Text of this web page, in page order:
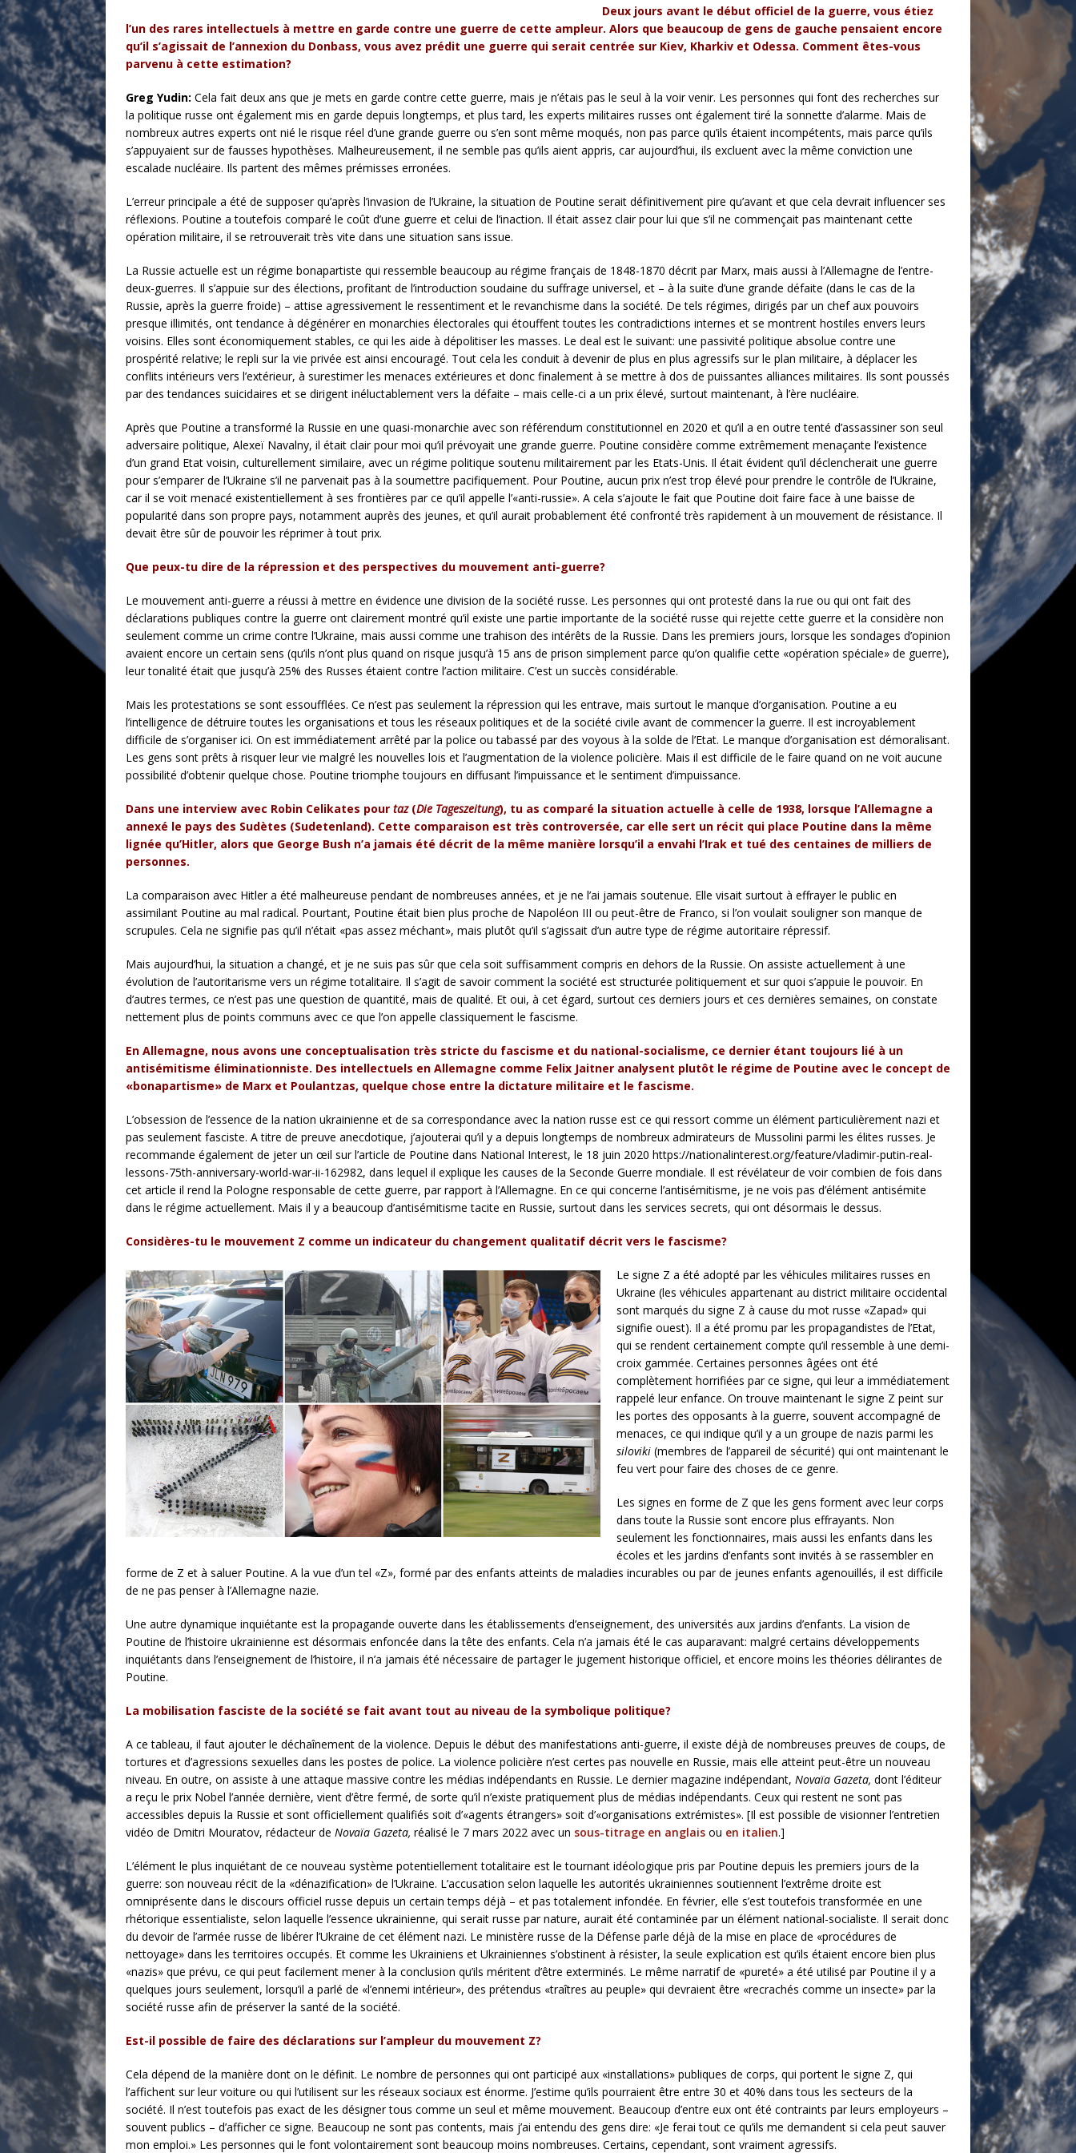
Deux jours avant le début officiel de la guerre, vous étiez
l’un des rares intellectuels à mettre en garde contre une guerre de cette ampleur. Alors que beaucoup de gens de gauche pensaient encore
qu’il s’agissait de l’annexion du Donbass, vous avez prédit une guerre qui serait centrée sur Kiev, Kharkiv et Odessa. Comment êtes-vous
parvenu à cette estimation?
Greg Yudin: Cela fait deux ans que je mets en garde contre cette guerre, mais je n’étais pas le seul à la voir venir. Les personnes qui font des recherches sur
la politique russe ont également mis en garde depuis longtemps, et plus tard, les experts militaires russes ont également tiré la sonnette d’alarme. Mais de
nombreux autres experts ont nié le risque réel d’une grande guerre ou s’en sont même moqués, non pas parce qu’ils étaient incompétents, mais parce qu’ils
s’appuyaient sur de fausses hypothèses. Malheureusement, il ne semble pas qu’ils aient appris, car aujourd’hui, ils excluent avec la même conviction une
escalade nucléaire. Ils partent des mêmes prémisses erronées.
L’erreur principale a été de supposer qu’après l’invasion de l’Ukraine, la situation de Poutine serait définitivement pire qu’avant et que cela devrait influencer ses
réflexions. Poutine a toutefois comparé le coût d’une guerre et celui de l’inaction. Il était assez clair pour lui que s’il ne commençait pas maintenant cette
opération militaire, il se retrouverait très vite dans une situation sans issue.
La Russie actuelle est un régime bonapartiste qui ressemble beaucoup au régime français de 1848-1870 décrit par Marx, mais aussi à l’Allemagne de l’entre-
deux-guerres. Il s’appuie sur des élections, profitant de l’introduction soudaine du suffrage universel, et – à la suite d’une grande défaite (dans le cas de la
Russie, après la guerre froide) – attise agressivement le ressentiment et le revanchisme dans la société. De tels régimes, dirigés par un chef aux pouvoirs
presque illimités, ont tendance à dégénérer en monarchies électorales qui étouffent toutes les contradictions internes et se montrent hostiles envers leurs
voisins. Elles sont économiquement stables, ce qui les aide à dépolitiser les masses. Le deal est le suivant: une passivité politique absolue contre une
prospérité relative; le repli sur la vie privée est ainsi encouragé. Tout cela les conduit à devenir de plus en plus agressifs sur le plan militaire, à déplacer les
conflits intérieurs vers l’extérieur, à surestimer les menaces extérieures et donc finalement à se mettre à dos de puissantes alliances militaires. Ils sont poussés
par des tendances suicidaires et se dirigent inéluctablement vers la défaite – mais celle-ci a un prix élevé, surtout maintenant, à l’ère nucléaire.
Après que Poutine a transformé la Russie en une quasi-monarchie avec son référendum constitutionnel en 2020 et qu’il a en outre tenté d’assassiner son seul
adversaire politique, Alexeï Navalny, il était clair pour moi qu’il prévoyait une grande guerre. Poutine considère comme extrêmement menaçante l’existence
d’un grand Etat voisin, culturellement similaire, avec un régime politique soutenu militairement par les Etats-Unis. Il était évident qu’il déclencherait une guerre
pour s’emparer de l’Ukraine s’il ne parvenait pas à la soumettre pacifiquement. Pour Poutine, aucun prix n’est trop élevé pour prendre le contrôle de l’Ukraine,
car il se voit menacé existentiellement à ses frontières par ce qu’il appelle l’«anti-russie». A cela s’ajoute le fait que Poutine doit faire face à une baisse de
popularité dans son propre pays, notamment auprès des jeunes, et qu’il aurait probablement été confronté très rapidement à un mouvement de résistance. Il
devait être sûr de pouvoir les réprimer à tout prix.
Que peux-tu dire de la répression et des perspectives du mouvement anti-guerre?
Le mouvement anti-guerre a réussi à mettre en évidence une division de la société russe. Les personnes qui ont protesté dans la rue ou qui ont fait des
déclarations publiques contre la guerre ont clairement montré qu’il existe une partie importante de la société russe qui rejette cette guerre et la considère non
seulement comme un crime contre l’Ukraine, mais aussi comme une trahison des intérêts de la Russie. Dans les premiers jours, lorsque les sondages d’opinion
avaient encore un certain sens (qu’ils n’ont plus quand on risque jusqu’à 15 ans de prison simplement parce qu’on qualifie cette «opération spéciale» de guerre),
leur tonalité était que jusqu’à 25% des Russes étaient contre l’action militaire. C’est un succès considérable.
Mais les protestations se sont essoufflées. Ce n’est pas seulement la répression qui les entrave, mais surtout le manque d’organisation. Poutine a eu
l’intelligence de détruire toutes les organisations et tous les réseaux politiques et de la société civile avant de commencer la guerre. Il est incroyablement
difficile de s’organiser ici. On est immédiatement arrêté par la police ou tabassé par des voyous à la solde de l’Etat. Le manque d’organisation est démoralisant.
Les gens sont prêts à risquer leur vie malgré les nouvelles lois et l’augmentation de la violence policière. Mais il est difficile de le faire quand on ne voit aucune
possibilité d’obtenir quelque chose. Poutine triomphe toujours en diffusant l’impuissance et le sentiment d’impuissance.
Dans une interview avec Robin Celikates pour taz(Die Tageszeitung), tu as comparé la situation actuelle à celle de 1938, lorsque l’Allemagne a
annexé le pays des Sudètes (Sudetenland). Cette comparaison est très controversée, car elle sert un récit qui place Poutine dans la même
lignée qu’Hitler, alors que George Bush n’a jamais été décrit de la même manière lorsqu’il a envahi l’Irak et tué des centaines de milliers de
personnes.
La comparaison avec Hitler a été malheureuse pendant de nombreuses années, et je ne l’ai jamais soutenue. Elle visait surtout à effrayer le public en
assimilant Poutine au mal radical. Pourtant, Poutine était bien plus proche de Napoléon III ou peut-être de Franco, si l’on voulait souligner son manque de
scrupules. Cela ne signifie pas qu’il n’était «pas assez méchant», mais plutôt qu’il s’agissait d’un autre type de régime autoritaire répressif.
Mais aujourd’hui, la situation a changé, et je ne suis pas sûr que cela soit suffisamment compris en dehors de la Russie. On assiste actuellement à une
évolution de l’autoritarisme vers un régime totalitaire. Il s’agit de savoir comment la société est structurée politiquement et sur quoi s’appuie le pouvoir. En
d’autres termes, ce n’est pas une question de quantité, mais de qualité. Et oui, à cet égard, surtout ces derniers jours et ces dernières semaines, on constate
nettement plus de points communs avec ce que l’on appelle classiquement le fascisme.
En Allemagne, nous avons une conceptualisation très stricte du fascisme et du national-socialisme, ce dernier étant toujours lié à un
antisémitisme éliminationniste. Des intellectuels en Allemagne comme Felix Jaitner analysent plutôt le régime de Poutine avec le concept de
«bonapartisme» de Marx et Poulantzas, quelque chose entre la dictature militaire et le fascisme.
L’obsession de l’essence de la nation ukrainienne et de sa correspondance avec la nation russe est ce qui ressort comme un élément particulièrement nazi et
pas seulement fasciste. A titre de preuve anecdotique, j’ajouterai qu’il y a depuis longtemps de nombreux admirateurs de Mussolini parmi les élites russes. Je
recommande également de jeter un œil sur l’article de Poutine dans National Interest, le 18 juin 2020 https://nationalinterest.org/feature/vladimir-putin-real-
lessons-75th-anniversary-world-war-ii-162982, dans lequel il explique les causes de la Seconde Guerre mondiale. Il est révélateur de voir combien de fois dans
cet article il rend la Pologne responsable de cette guerre, par rapport à l’Allemagne. En ce qui concerne l’antisémitisme, je ne vois pas d’élément antisémite
dans le régime actuellement. Mais il y a beaucoup d’antisémitisme tacite en Russie, surtout dans les services secrets, qui ont désormais le dessus.
Considères-tu le mouvement Z comme un indicateur du changement qualitatif décrit vers le fascisme?
Le signe Z a été adopté par les véhicules militaires russes en
Ukraine (les véhicules appartenant au district militaire occidental
sont marqués du signe Z à cause du mot russe «Zapad» qui
signifie ouest). Il a été promu par les propagandistes de l’Etat,
qui se rendent certainement compte qu’il ressemble à une demi-
croix gammée. Certaines personnes âgées ont été
complètement horrifiées par ce signe, qui leur a immédiatement
rappelé leur enfance. On trouve maintenant le signe Z peint sur
les portes des opposants à la guerre, souvent accompagné de
menaces, ce qui indique qu’il y a un groupe de nazis parmi les
siloviki (membres de l’appareil de sécurité) qui ont maintenant le
feu vert pour faire des choses de ce genre.
Les signes en forme de Z que les gens forment avec leur corps
dans toute la Russie sont encore plus effrayants. Non
seulement les fonctionnaires, mais aussi les enfants dans les
écoles et les jardins d’enfants sont invités à se rassembler en
forme de Z et à saluer Poutine. A la vue d’un tel «Z», formé par des enfants atteints de maladies incurables ou par de jeunes enfants agenouillés, il est difficile
de ne pas penser à l’Allemagne nazie.
Une autre dynamique inquiétante est la propagande ouverte dans les établissements d’enseignement, des universités aux jardins d’enfants. La vision de
Poutine de l’histoire ukrainienne est désormais enfoncée dans la tête des enfants. Cela n’a jamais été le cas auparavant: malgré certains développements
inquiétants dans l’enseignement de l’histoire, il n’a jamais été nécessaire de partager le jugement historique officiel, et encore moins les théories délirantes de
Poutine.
La mobilisation fasciste de la société se fait avant tout au niveau de la symbolique politique?
A ce tableau, il faut ajouter le déchaînement de la violence. Depuis le début des manifestations anti-guerre, il existe déjà de nombreuses preuves de coups, de
tortures et d’agressions sexuelles dans les postes de police. La violence policière n’est certes pas nouvelle en Russie, mais elle atteint peut-être un nouveau
niveau. En outre, on assiste à une attaque massive contre les médias indépendants en Russie. Le dernier magazine indépendant, Novaïa Gazeta, dont l’éditeur
a reçu le prix Nobel l’année dernière, vient d’être fermé, de sorte qu’il n’existe pratiquement plus de médias indépendants. Ceux qui restent ne sont pas
accessibles depuis la Russie et sont officiellement qualifiés soit d’«agents étrangers» soit d’«organisations extrémistes». [Il est possible de visionner l’entretien
vidéo de Dmitri Mouratov, rédacteur de Novaïa Gazeta, réalisé le 7 mars 2022 avec un sous-titrage en anglais ou en italien.]
L’élément le plus inquiétant de ce nouveau système potentiellement totalitaire est le tournant idéologique pris par Poutine depuis les premiers jours de la
guerre: son nouveau récit de la «dénazification» de l’Ukraine. L’accusation selon laquelle les autorités ukrainiennes soutiennent l’extrême droite est
omniprésente dans le discours officiel russe depuis un certain temps déjà – et pas totalement infondée. En février, elle s’est toutefois transformée en une
rhétorique essentialiste, selon laquelle l’essence ukrainienne, qui serait russe par nature, aurait été contaminée par un élément national-socialiste. Il serait donc
du devoir de l’armée russe de libérer l’Ukraine de cet élément nazi. Le ministère russe de la Défense parle déjà de la mise en place de «procédures de
nettoyage» dans les territoires occupés. Et comme les Ukrainiens et Ukrainiennes s’obstinent à résister, la seule explication est qu’ils étaient encore bien plus
«nazis» que prévu, ce qui peut facilement mener à la conclusion qu’ils méritent d’être exterminés. Le même narratif de «pureté» a été utilisé par Poutine il y a
quelques jours seulement, lorsqu’il a parlé de «l’ennemi intérieur», des prétendus «traîtres au peuple» qui devraient être «recrachés comme un insecte» par la
société russe afin de préserver la santé de la société.
Est-il possible de faire des déclarations sur l’ampleur du mouvement Z?
Cela dépend de la manière dont on le définit. Le nombre de personnes qui ont participé aux «installations» publiques de corps, qui portent le signe Z, qui
l’affichent sur leur voiture ou qui l’utilisent sur les réseaux sociaux est énorme. J’estime qu’ils pourraient être entre 30 et 40% dans tous les secteurs de la
société. Il n’est toutefois pas exact de les désigner tous comme un seul et même mouvement. Beaucoup d’entre eux ont été contraints par leurs employeurs –
souvent publics – d’afficher ce signe. Beaucoup ne sont pas contents, mais j’ai entendu des gens dire: «Je ferai tout ce qu’ils me demandent si cela peut sauver
mon emploi.» Les personnes qui le font volontairement sont beaucoup moins nombreuses. Certains, cependant, sont vraiment agressifs.